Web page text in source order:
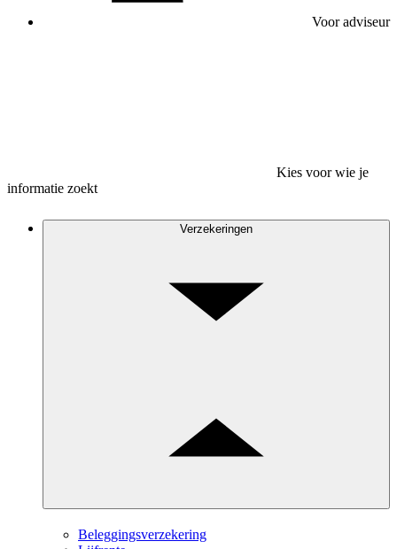
Voor adviseur
Kies voor wie je
informatie zoekt
Verzekeringen
Beleggingsverzekering